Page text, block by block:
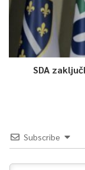
SDA
Subscribe